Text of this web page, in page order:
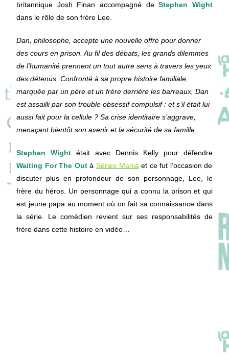
britannique Josh Finan accompagné deStephen Wight
dans le rôle de son frère Lee.
Dan, philosophe, accepte une nouvelle offre pour donner
des cours en prison. Au fil des débats, les grands dilemmes
de l’humanité prennent un tout autre sens à travers les yeux
des détenus. Confronté à sa propre histoire familiale,
marquée par un père et un frère derrière les barreaux, Dan
est assailli par son trouble obsessif compulsif : et s’il était lui
aussi fait pour la cellule ? Sa crise identitaire s’aggrave,
menaçant bientôt son avenir et la sécurité de sa famille.
Stephen Wight
était avec Dennis Kelly pour défendre
Waiting For The Outà Séries Mania et ce fut l’occasion de
discuter plus en profondeur de son personnage, Lee, le
frère du héros. Un personnage qui a connu la prison et qui
est jeune papa au moment où on fait sa connaissance dans
la série. Le comédien revient sur ses responsabilités de
frère dans cette histoire en vidéo…